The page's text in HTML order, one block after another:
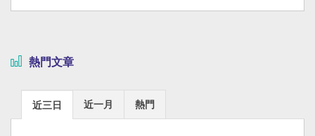
熱門文章
近三日 近一月 熱門